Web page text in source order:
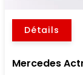
Détails
Mercedes